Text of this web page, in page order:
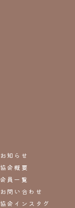
お知らせ
協会概要
会員一覧
お問い合わせ
協会インスタグ